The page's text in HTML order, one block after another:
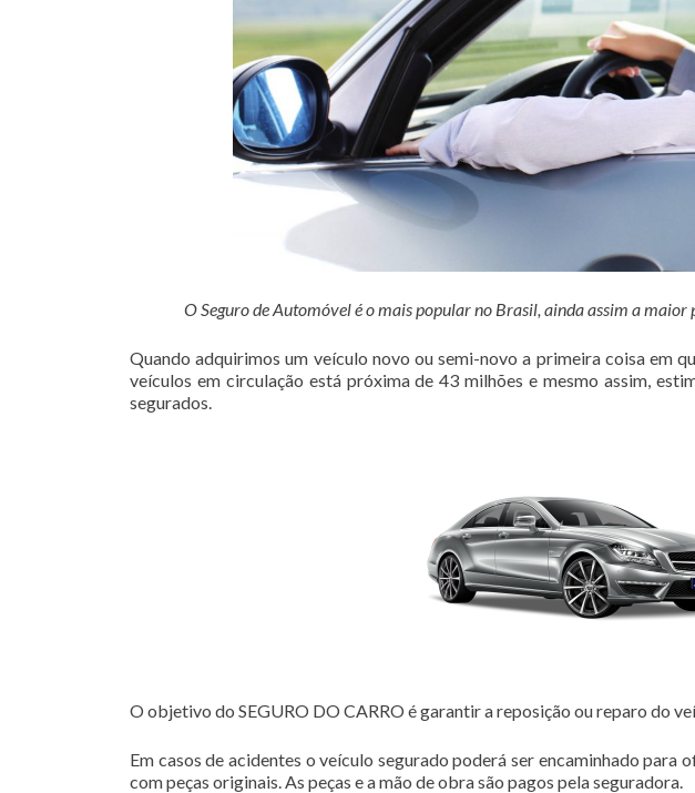
O Seguro de Automóvel é o mais popular no Brasil, ainda assim a
Quando adquirimos um veículo novo ou semi-novo a primeira coisa em
veículos em circulação está próxima de 43 milhões e mesmo assim,
segurados.
O objetivo do SEGURO DO CARRO é garantir a reposição ou reparo do
Em casos de acidentes o veículo segurado poderá ser encaminhado para
com peças originais. As peças e a mão de obra são pagos pela seguradora.